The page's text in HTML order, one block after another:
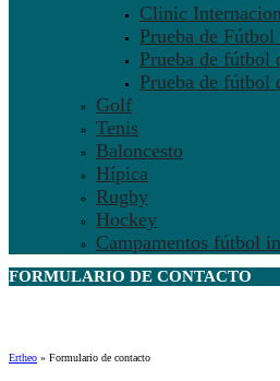
Clinic
Prueba de
Prueba de fútbol
Prueba de fútbol
Golf
Tenis
Baloncesto
Hípica
Rugby
Hockey
Campamentos fútbol
FORMULARIO DE CONTACTO
Ertheo » Formulario de contacto